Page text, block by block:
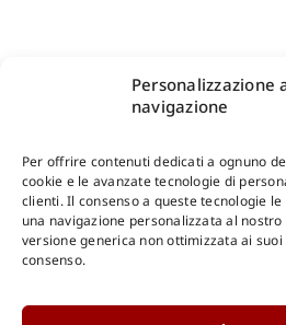
Personalizzazione
navigazione
Per offrire contenuti dedicati a ognuno
cookie e le avanzate tecnologie di
clienti. Il consenso a queste tecnologie
una navigazione personalizzata al
versione generica non ottimizzata ai
consenso.
Shop Gangemi Editore-Pagamenti